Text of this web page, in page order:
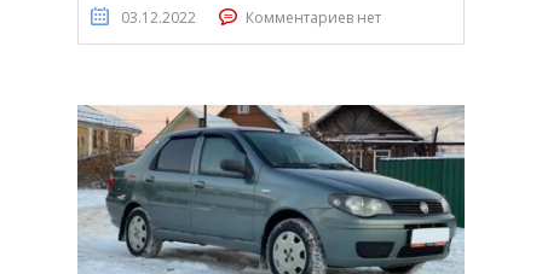
03.12.2022 Комментариев нет